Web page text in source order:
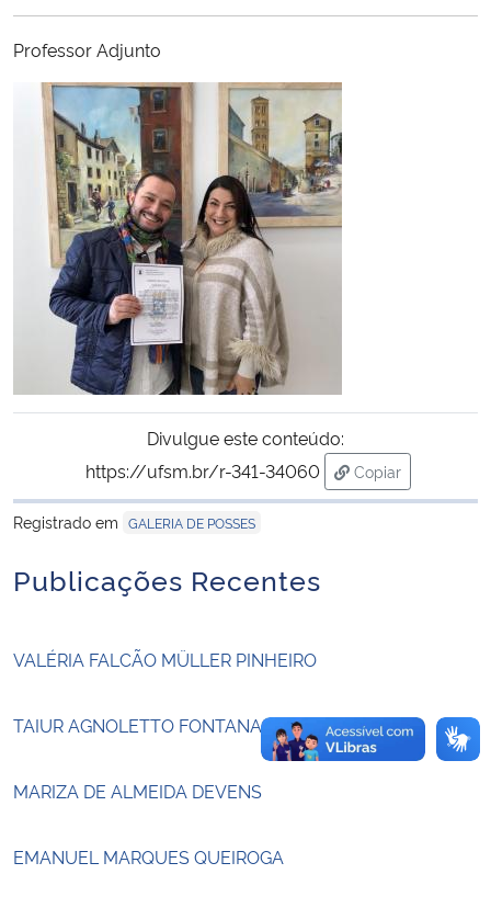
Ministério da Cidadania
Ministério de Minas e Energia
Ministério da Ciência, Tecnologia, Inovações e Comunicações
Ministério do Meio Ambiente
Ministério do Turismo
Ministério do Desenvolvimento Regional
Ministério da Mulher, da Família e dos Direitos Humanos
Secretaria de Governo
Gabinete de Segurança Institucional
Advocacia-Geral da União
Professor Adjunto
Divulgue este conteúdo:
https://ufsm.br/r-341-34060
Copiar
para área de
Registrado em GALERIA DE POSSES
Publicações Recentes
VALÉRIA FALCÃO MÜLLER PINHEIRO
TAIUR AGNOLETTO FONTANA
MARIZA DE ALMEIDA DEVENS
EMANUEL MARQUES QUEIROGA